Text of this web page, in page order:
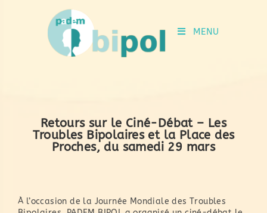
MENU
Retours sur le Ciné-Débat – Les
Troubles Bipolaires et la Place des
Proches, du samedi 29 mars
À l’occasion de la Journée Mondiale des Troubles